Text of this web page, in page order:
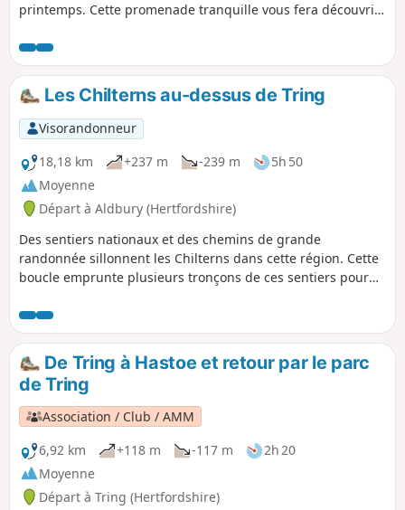
printemps. Cette promenade tranquille vous fera découvrir
permettra également de découvrir l'histoire du domaine. La
terrasse de Duncombe offre une vue imprenable sur la
vallée. C'est une promenade agréable à tout moment de
l'année, mais le sol peut être très boueux en hiver, alors
prévoyez des chaussures adaptées !
Les Chilterns au-dessus de Tring
Visorandonneur
18,18 km
+237 m -239 m
5h 50
Moyenne
Départ à Aldbury (Hertfordshire)
Des sentiers nationaux et des chemins de grande
randonnée sillonnent les Chilterns dans cette région. Cette
boucle emprunte plusieurs tronçons de ces sentiers pour
Chilterns, sur les collines crayeuses avec de super vues
depuis le bord des falaises, le long d'un bout du Grand
Union Canal historique et à travers un des plus jolis villages
du Hertfordshire.
De Tring à Hastoe et retour par le parc
de Tring
Association / Club / AMM
6,92 km
+118 m -117 m
2h 20
Moyenne
Départ à Tring (Hertfordshire)